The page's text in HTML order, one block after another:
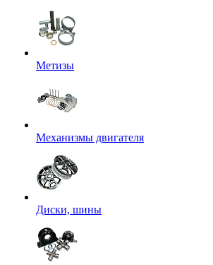
Метизы
Механизмы двигателя
Диски, шины